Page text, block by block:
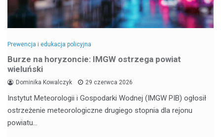
Prewencja i edukacja policyjna
Burze na horyzoncie: IMGW ostrzega powiat
wieluński
Dominika Kowalczyk 29 czerwca 2026
Instytut Meteorologii i Gospodarki Wodnej (IMGW PIB) ogłosił
ostrzeżenie meteorologiczne drugiego stopnia dla rejonu
powiatu…